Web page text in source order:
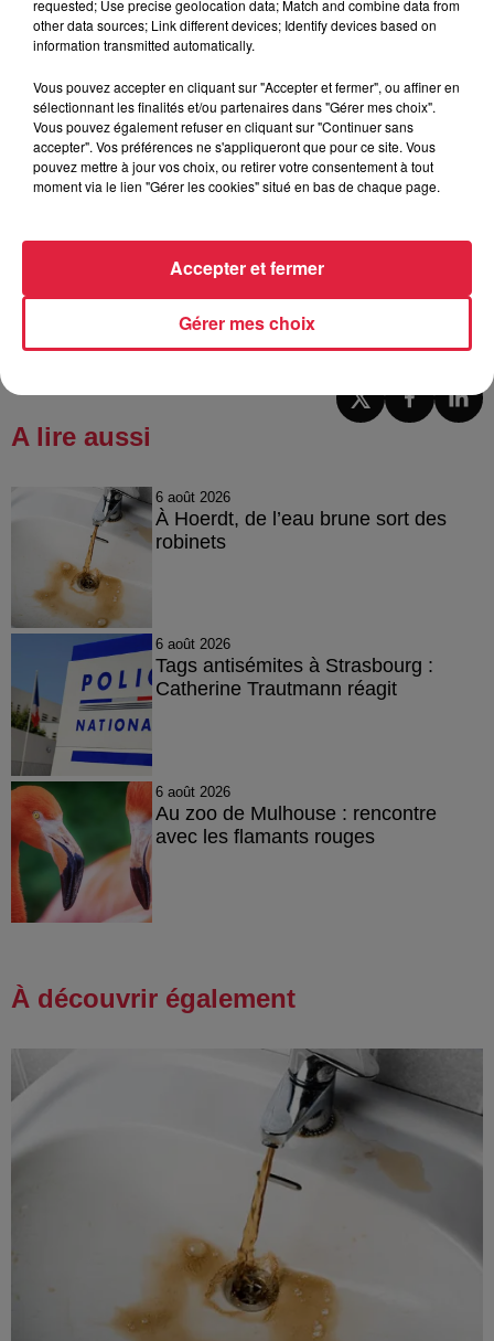
Céline Rinckel-Rédactrice en chef des
supports digitaux
Amoureuse de l’Alsace et de ses traditions,
Céline Rinckel est devenue journaliste
pour « raconter » ce qui se passe dans sa
région. Après des études en
communication et en journalisme, en
Music en 2008. En-dehors de ses
reportages, elle présente les flashs et les
A lire aussi
6 août 2026
À Hoerdt, de l’eau brune sort des
robinets
6 août 2026
Tags antisémites à Strasbourg :
Catherine Trautmann réagit
6 août 2026
Au zoo de Mulhouse : rencontre
avec les flamants rouges
À découvrir également
requested; Use precise geolocation data; Match and combine data from
other data sources; Link different devices; Identify devices based on
information transmitted automatically.
Vous pouvez accepter en cliquant sur "Accepter et fermer", ou affiner en
sélectionnant les finalités et/ou partenaires dans "Gérer mes choix".
Vous pouvez également refuser en cliquant sur "Continuer sans
accepter". Vos préférences ne s'appliqueront que pour ce site. Vous
pouvez mettre à jour vos choix, ou retirer votre consentement à tout
moment via le lien "Gérer les cookies" situé en bas de chaque page.
Gérer mes choix
Accepter et fermer